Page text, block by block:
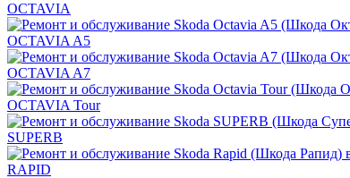
OCTAVIA
OCTAVIA A5
OCTAVIA A7
OCTAVIA Tour
SUPERB
RAPID